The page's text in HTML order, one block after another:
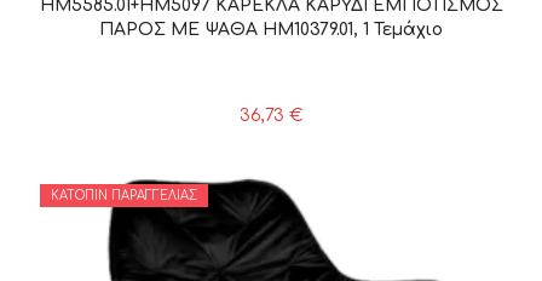
HM5585.01+HM5097 ΚΑΡΕΚΛΑ ΚΑΡΥΔΙ ΕΜΠΟΤΙΣΜΟΣ
ΠΑΡΟΣ ΜΕ ΨΑΘΑ HM10379.01, 1 Τεμάχιο
36,73 €
ΚΑΤΌΠΙΝ ΠΑΡΑΓΓΕΛΊΑΣ